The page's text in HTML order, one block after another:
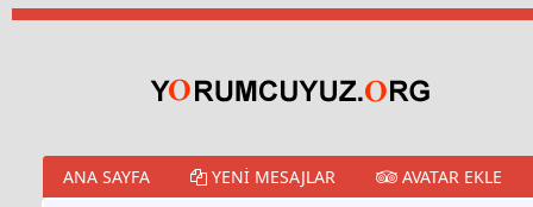
ANA SAYFA YENI MESAJLAR AVATAR EKLE